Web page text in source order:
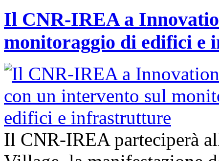
Il CNR-IREA a
monitoraggio di edifici e
Il CNR-IREA parteciperà